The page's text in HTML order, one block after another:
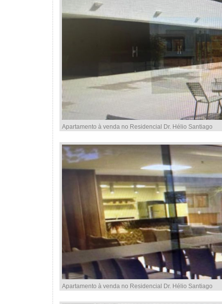
Apartamento à venda no Residencial Dr. Hélio Santiago
Apartamento à venda no Residencial Dr. Hélio Santiago